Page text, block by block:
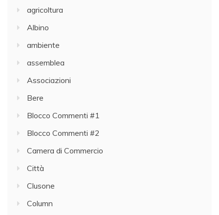
agricoltura
Albino
ambiente
assemblea
Associazioni
Bere
Blocco Commenti #1
Blocco Commenti #2
Camera di Commercio
Città
Clusone
Column